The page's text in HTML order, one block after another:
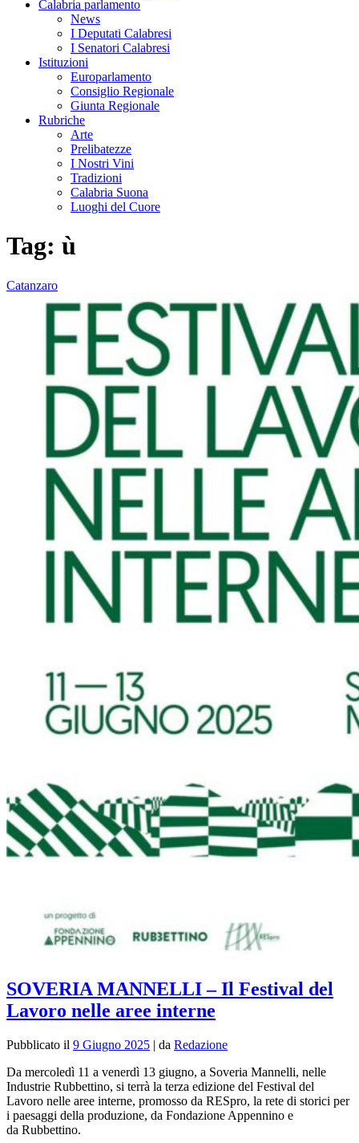
Calabria parlamento
News
I Deputati Calabresi
I Senatori Calabresi
Istituzioni
Europarlamento
Consiglio Regionale
Giunta Regionale
Rubriche
Arte
Prelibatezze
I Nostri Vini
Tradizioni
Calabria Suona
Luoghi del Cuore
Tag: ù
Catanzaro
SOVERIA MANNELLI – Il Festival del
Lavoro nelle aree interne
Pubblicato il 9 Giugno 2025 | da Redazione
Da mercoledì 11 a venerdì 13 giugno, a Soveria Mannelli, nelle
Industrie Rubbettino, si terrà la terza edizione del Festival del
Lavoro nelle aree interne, promosso da RESpro, la rete di storici per
i paesaggi della produzione, da Fondazione Appennino e
da Rubbettino.